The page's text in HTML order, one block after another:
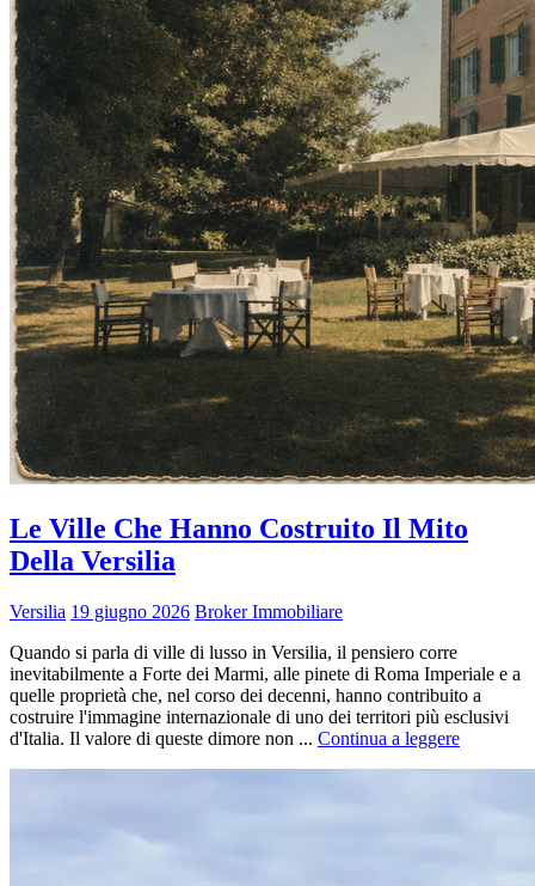
Le Ville Che Hanno Costruito Il Mito
Della Versilia
Versilia 19 giugno 2026 Broker Immobiliare
Quando si parla di ville di lusso in Versilia, il pensiero corre
inevitabilmente a Forte dei Marmi, alle pinete di Roma Imperiale e a
quelle proprietà che, nel corso dei decenni, hanno contribuito a
costruire l'immagine internazionale di uno dei territori più esclusivi
d'Italia. Il valore di queste dimore non ... Continua a leggere